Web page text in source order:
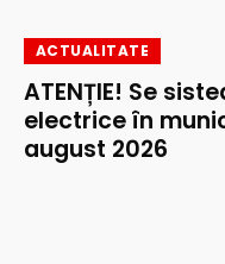
ACTUALITATE
ATENȚIE! Se
electrice în
august 2026